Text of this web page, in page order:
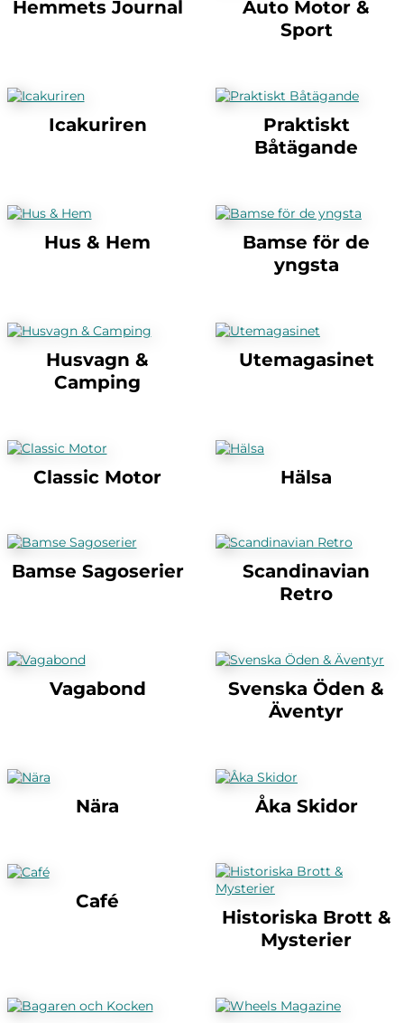
Hemmets Journal
Auto Motor &
Sport
Icakuriren
Praktiskt
Båtägande
Hus & Hem
Bamse för de
yngsta
Husvagn &
Camping
Utemagasinet
Classic Motor Hälsa
Bamse Sagoserier
Scandinavian
Retro
Vagabond
Svenska Öden &
Äventyr
Nära Åka Skidor
Café
Historiska Brott &
Mysterier